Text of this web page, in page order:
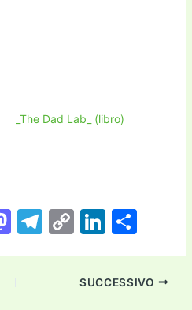
_The Dad Lab_ (libro)
M T
C
p
y
Li
k
e
n
di
SUCCESSIVO